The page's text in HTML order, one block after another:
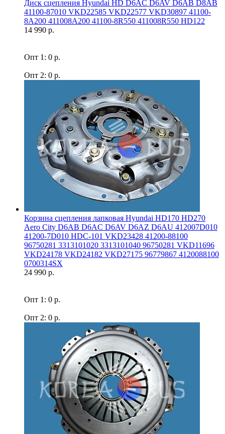
Диск сцепления Hyundai HD D6AC D6AV D6AB D8AB
41100-87010 VKD22585 VKD22577 VKD30897 41100-
8A200 411008A200 41100-8R550 411008R550 HD122
14 990 р.
Опт 1: 0 р.
Опт 2: 0 р.
Корзина сцепления лапковая Hyundai HD170 HD270
Aero Сity D6AB D6AC D6AV D6AZ D6AU 412007D010
41200-7D010 HDC-101 VKD23428 41200-88100
96750281 3313101020 3313101040 96750281 VKD11696
VKD24178 VKD24182 VKD27175 96779867 4120088100
0700314SX
24 990 р.
Опт 1: 0 р.
Опт 2: 0 р.